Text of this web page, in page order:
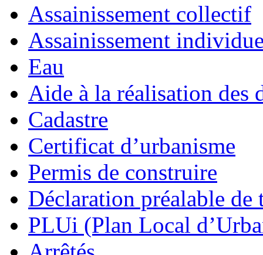
Assainissement collectif
Assainissement
Eau
Aide à la réalisation des
Cadastre
Certificat d’urbanisme
Permis de construire
Déclaration préalable de
PLUi (Plan Local